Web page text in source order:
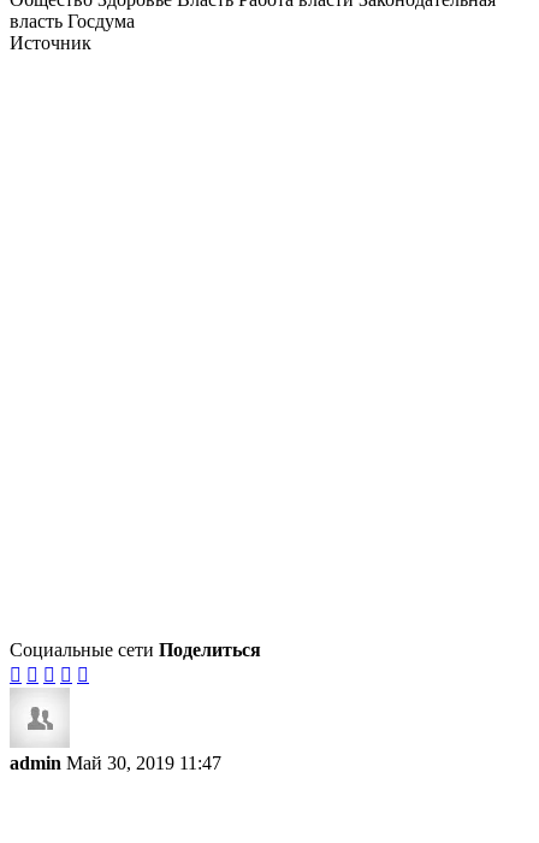
власть Госдума
Источник
Социальные сети Поделиться
    
admin Май 30, 2019 11:47